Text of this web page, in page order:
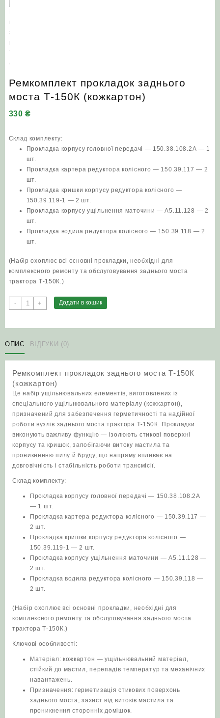
Ремкомплект прокладок заднього
моста Т-150К (кожкартон)
330₴
Склад комплекту:
Прокладка корпусу головної передачі — 150.38.108.2А — 1
шт.
Прокладка картера редуктора колісного — 150.39.117 — 2
шт.
Прокладка кришки корпусу редуктора колісного —
150.39.119‑1 — 2 шт.
Прокладка корпусу ущільнення маточини — А5.11.128 — 2
шт.
Прокладка водила редуктора колісного — 150.39.118 — 2
шт.
(Набір охоплює всі основні прокладки, необхідні для
комплексного ремонту та обслуговування заднього моста
трактора Т‑150К.)
-
Ремкомплект
прокладок
Т-150К
(кожкартон)
+ Додати в кошик
ОПИС ВІДГУКИ (0)
Ремкомплект прокладок заднього моста Т-150К
(кожкартон)
Це набір ущільнювальних елементів, виготовлених із
спеціального ущільнювального матеріалу (кожкартон),
призначений для забезпечення герметичності та надійної
роботи вузлів заднього моста трактора Т‑150К. Прокладки
виконують важливу функцію — ізолюють стикові поверхні
корпусу та кришок, запобігаючи витоку мастила та
проникненню пилу й бруду, що напряму впливає на
довговічність і стабільність роботи трансмісії.
Склад комплекту:
Прокладка корпусу головної передачі — 150.38.108.2А
— 1 шт.
Прокладка картера редуктора колісного — 150.39.117 —
2 шт.
Прокладка кришки корпусу редуктора колісного —
150.39.119‑1 — 2 шт.
Прокладка корпусу ущільнення маточини — А5.11.128 —
2 шт.
Прокладка водила редуктора колісного — 150.39.118 —
2 шт.
(Набір охоплює всі основні прокладки, необхідні для
комплексного ремонту та обслуговування заднього моста
трактора Т‑150К.)
Ключові особливості:
Матеріал: кожкартон — ущільнювальний матеріал,
стійкий до мастил, перепадів температур та механічних
навантажень.
Призначення: герметизація стикових поверхонь
заднього моста, захист від витоків мастила та
проникнення сторонніх домішок.